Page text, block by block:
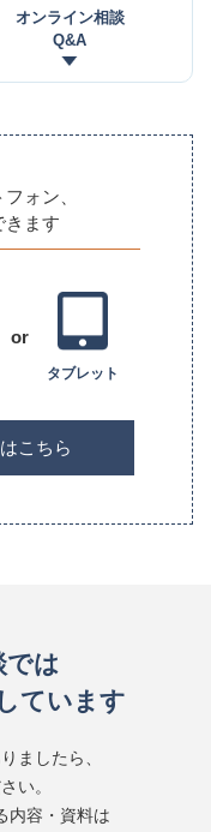
オンライン相談
Q&A
ォン、
きます
or
タブレット
こちら
では
ています
ましたら、
い。
内容・資料は